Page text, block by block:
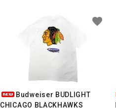
Budweiser BUDLIGHT
CHICAGO BLACKHAWKS
favorite